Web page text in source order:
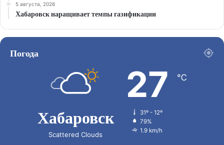
5 августа, 2026
Хабаровск наращивает темпы газификации
Погода
Хабаровск
Scattered Clouds
27 ℃
31º - 12º
79%
1.9 km/h